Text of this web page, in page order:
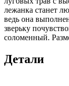
лежанка станет
ведь она
зверьку
соломенный.
Детали